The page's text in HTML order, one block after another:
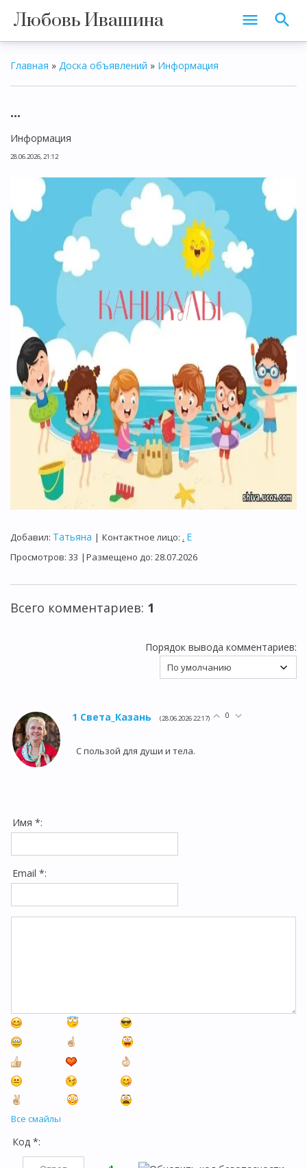
Любовь Ивашина
Главная » Доска объявлений » Информация
...
Информация
28.06.2026, 21:12
Добавил: Татьяна | Контактное лицо: . E
Просмотров: 33 | Размещено до: 28.07.2026
Всего комментариев: 1
Порядок вывода комментариев:
1 Света_Казань (28.06.2026 22:17) 0
С пользой для души и тела.
Имя *:
Email *:
Все смайлы
Код *: